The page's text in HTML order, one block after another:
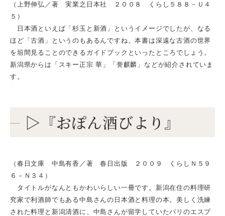
（上野伸弘／著 実業之日本社 ２００８ くらし５８８－Ｕ４
５）
日本酒といえば「杉玉と新酒」というイメージでしたが、なる
ほど「古酒」というのもあるんですね。本書は深遠な古酒の世界
を垣間見ることのできるガイドブックといったところでしょう。
新潟県からは「スキー正宗 華」「誉麒麟」などが紹介されていま
す。
▷『おぽん酒びより』
（春日文庫 中島有香／著 春日出版 ２００９ くらしＮ５９
６－Ｎ３４）
タイトルがなんともかわいらしい一冊です。新潟在住の料理研
究家で利酒師でもある中島さんの日本酒と料理の本。美しく洗練
された料理と新潟清酒に、中島さんが留学していたパリのエスプ